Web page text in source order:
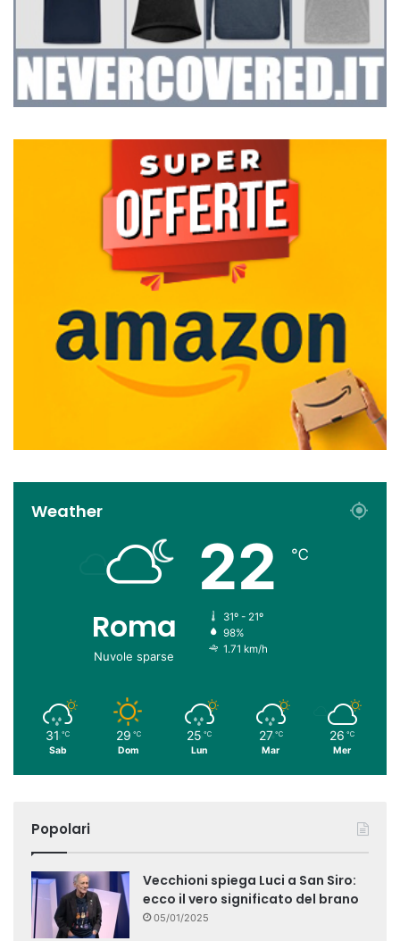
Weather
Roma
Nuvole sparse
22 ℃
31º - 21º
98%
1.71 km/h
31 ℃
Sab
29 ℃
Dom
25 ℃
Lun
27 ℃
Mar
26 ℃
Mer
Popolari
Vecchioni spiega Luci a San Siro:
ecco il vero significato del brano
05/01/2025